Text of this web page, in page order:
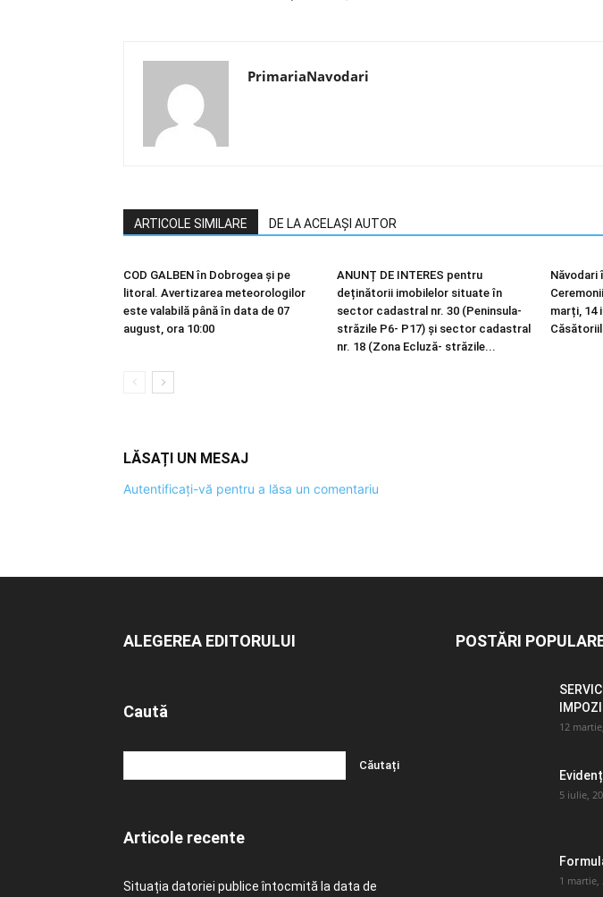
PrimariaNavodari
ARTICOLE SIMILARE DE LA ACELAȘI AUTOR
COD GALBEN în Dobrogea și pe
litoral. Avertizarea meteorologilor
este valabilă până în data de 07
august, ora 10:00
ANUNȚ DE INTERES pentru
deținătorii imobilelor situate în
sector cadastral nr. 30 (Peninsula-
străzile P6- P17) și sector cadastral
nr. 18 (Zona Ecluză- străzile...
Năvodari
marți, 14
LĂSAȚI UN MESAJ
Autentificați-vă pentru a lăsa un comentariu
ALEGEREA EDITORULUI
Caută
Articole recente
Situația datoriei publice întocmită la data de
POSTĂRI
12
5 iulie,
1 martie,